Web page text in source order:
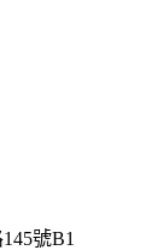
號B1